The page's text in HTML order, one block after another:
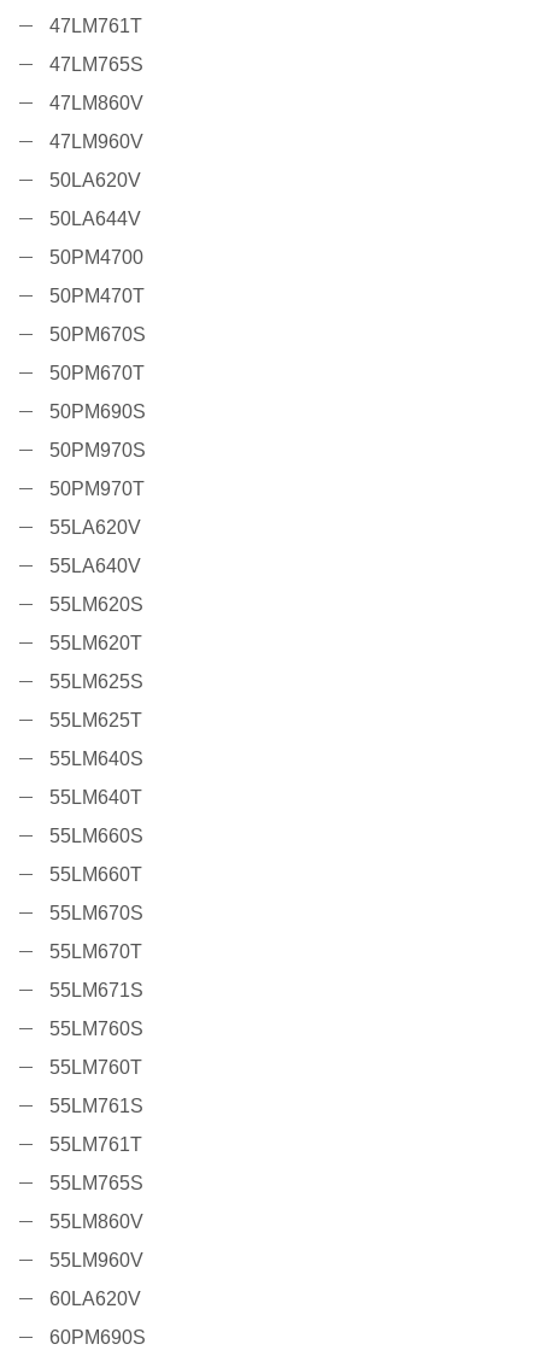
47LM761T
47LM765S
47LM860V
47LM960V
50LA620V
50LA644V
50PM4700
50PM470T
50PM670S
50PM670T
50PM690S
50PM970S
50PM970T
55LA620V
55LA640V
55LM620S
55LM620T
55LM625S
55LM625T
55LM640S
55LM640T
55LM660S
55LM660T
55LM670S
55LM670T
55LM671S
55LM760S
55LM760T
55LM761S
55LM761T
55LM765S
55LM860V
55LM960V
60LA620V
60PM690S